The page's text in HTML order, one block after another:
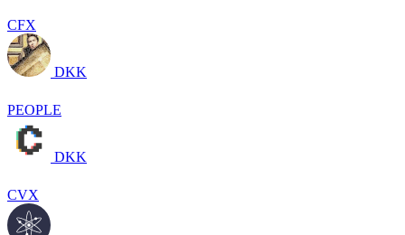
CFX
DKK
PEOPLE
DKK
CVX